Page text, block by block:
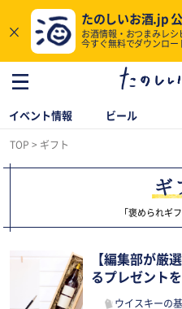
×
たのしいお酒.jp
お酒情報・おつまみレシ
今すぐ無料でダウンロー
イベント情報 ビール
TOP ギフト
ギ
「褒められギ
【編集部が厳
るプレゼント
ウイスキーの